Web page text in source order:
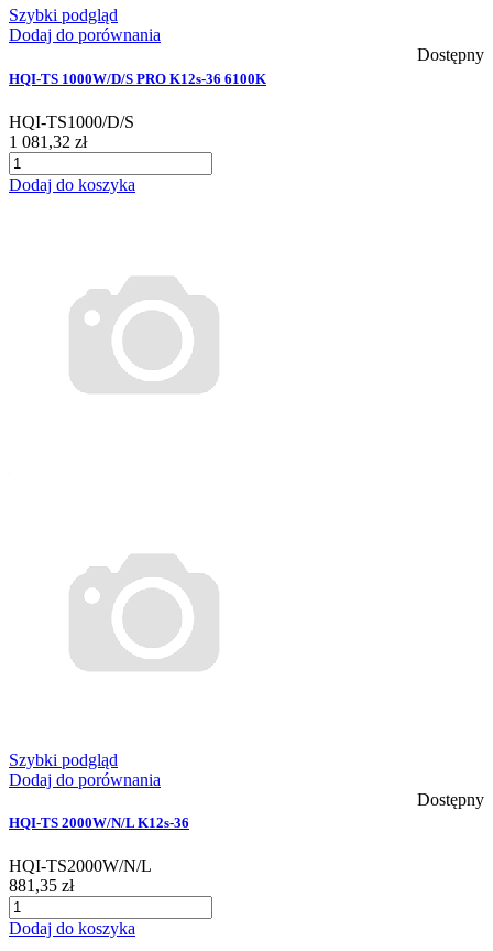
Szybki podgląd
Dodaj do porównania
Dostępny
HQI-TS 1000W/D/S PRO K12s-36 6100K
HQI-TS1000/D/S
1 081,32 zł
Dodaj do koszyka
Szybki podgląd
Dodaj do porównania
Dostępny
HQI-TS 2000W/N/L K12s-36
HQI-TS2000W/N/L
881,35 zł
Dodaj do koszyka